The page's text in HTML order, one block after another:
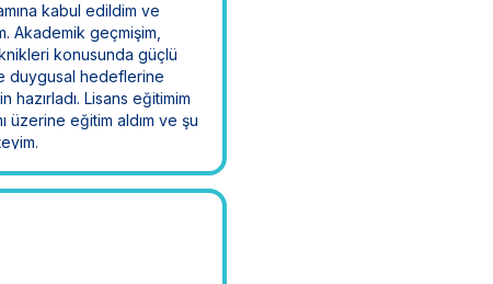
kabul edildim ve
Akademik geçmişim,
konusunda güçlü
duygusal hedeflerine
Lisans eğitimim
üzerine eğitim aldım ve şu